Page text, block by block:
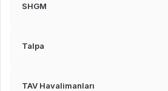
SHGM
Talpa
TAV Havalimanları